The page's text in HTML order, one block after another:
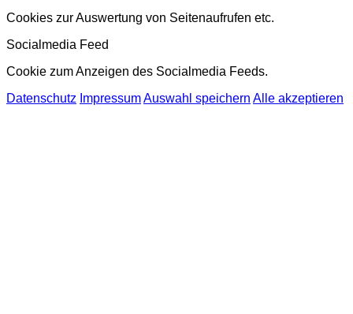
Cookies zur Auswertung von Seitenaufrufen etc.
Socialmedia Feed
Cookie zum Anzeigen des Socialmedia Feeds.
Datenschutz ImpressumAuswahl speichern Alle akzeptieren